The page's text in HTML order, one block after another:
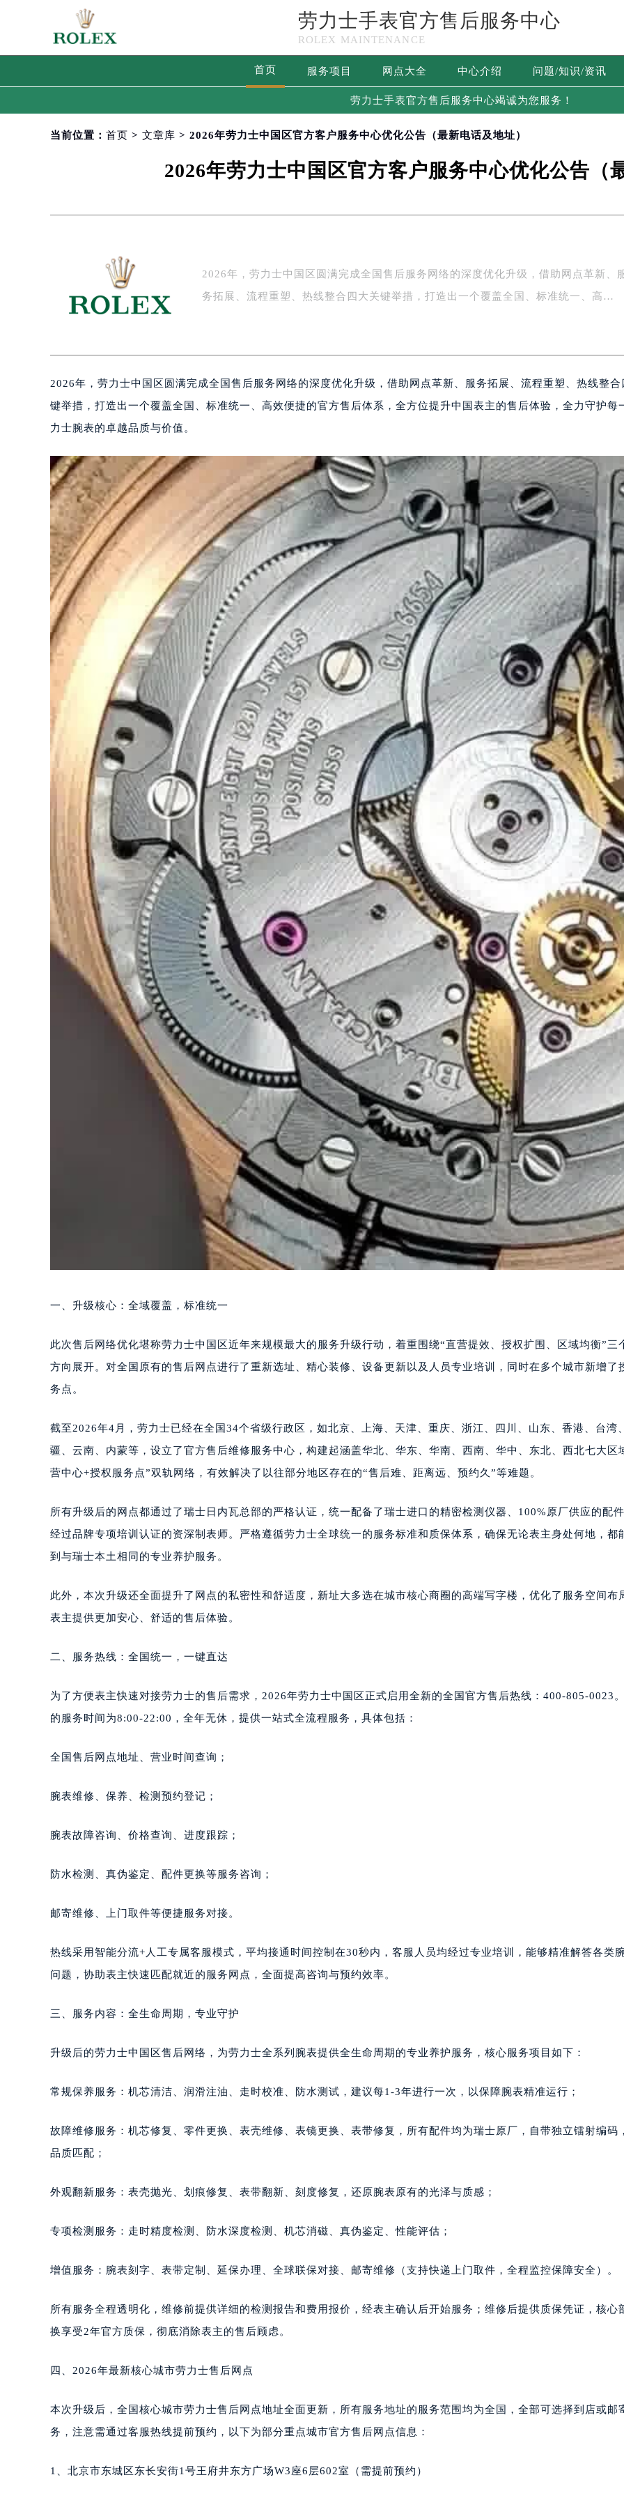
劳力士手表官方售后服务中心
ROLEX MAINTENANCE
首页 服务项目 网点大全 中心介绍 问题/知识/资讯
劳力士手表官方售后服务中心竭诚为您服务！
当前位置： 首页 > 文章库 > 2026年劳力士中国区官方客户服务中心优化公告（最新电话及地址）
2026年劳力士中国区官方客户服务中心优化公告（
2026年，劳力士中国区圆满完成全国售后服务网络的深度优化升级，借助网点革新、
务拓展、流程重塑、热线整合四大关键举措，打造出一个覆盖全国、标准统一、高…
2026年，劳力士中国区圆满完成全国售后服务网络的深度优化升级，借助网点革新、服务拓展、流程重塑、热线整合
键举措，打造出一个覆盖全国、标准统一、高效便捷的官方售后体系，全方位提升中国表主的售后体验，全力守护每
力士腕表的卓越品质与价值。
一、升级核心：全域覆盖，标准统一
此次售后网络优化堪称劳力士中国区近年来规模最大的服务升级行动，着重围绕“直营提效、授权扩围、区域均衡”三
方向展开。对全国原有的售后网点进行了重新选址、精心装修、设备更新以及人员专业培训，同时在多个城市新增了
务点。
截至2026年4月，劳力士已经在全国34个省级行政区，如北京、上海、天津、重庆、浙江、四川、山东、香港、台湾
疆、云南、内蒙等，设立了官方售后维修服务中心，构建起涵盖华北、华东、华南、西南、华中、东北、西北七大区
营中心+授权服务点”双轨网络，有效解决了以往部分地区存在的“售后难、距离远、预约久”等难题。
所有升级后的网点都通过了瑞士日内瓦总部的严格认证，统一配备了瑞士进口的精密检测仪器、100%原厂供应的配
经过品牌专项培训认证的资深制表师。严格遵循劳力士全球统一的服务标准和质保体系，确保无论表主身处何地，都
到与瑞士本土相同的专业养护服务。
此外，本次升级还全面提升了网点的私密性和舒适度，新址大多选在城市核心商圈的高端写字楼，优化了服务空间布
表主提供更加安心、舒适的售后体验。
二、服务热线：全国统一，一键直达
为了方便表主快速对接劳力士的售后需求，2026年劳力士中国区正式启用全新的全国官方售后热线：400-805-0023
的服务时间为8:00-22:00，全年无休，提供一站式全流程服务，具体包括：
全国售后网点地址、营业时间查询；
腕表维修、保养、检测预约登记；
腕表故障咨询、价格查询、进度跟踪；
防水检测、真伪鉴定、配件更换等服务咨询；
邮寄维修、上门取件等便捷服务对接。
热线采用智能分流+人工专属客服模式，平均接通时间控制在30秒内，客服人员均经过专业培训，能够精准解答各类
问题，协助表主快速匹配就近的服务网点，全面提高咨询与预约效率。
三、服务内容：全生命周期，专业守护
升级后的劳力士中国区售后网络，为劳力士全系列腕表提供全生命周期的专业养护服务，核心服务项目如下：
常规保养服务：机芯清洁、润滑注油、走时校准、防水测试，建议每1-3年进行一次，以保障腕表精准运行；
故障维修服务：机芯修复、零件更换、表壳维修、表镜更换、表带修复，所有配件均为瑞士原厂，自带独立镭射编码
品质匹配；
外观翻新服务：表壳抛光、划痕修复、表带翻新、刻度修复，还原腕表原有的光泽与质感；
专项检测服务：走时精度检测、防水深度检测、机芯消磁、真伪鉴定、性能评估；
增值服务：腕表刻字、表带定制、延保办理、全球联保对接、邮寄维修（支持快递上门取件，全程监控保障安全）。
所有服务全程透明化，维修前提供详细的检测报告和费用报价，经表主确认后开始服务；维修后提供质保凭证，核心
换享受2年官方质保，彻底消除表主的售后顾虑。
四、2026年最新核心城市劳力士售后网点
本次升级后，全国核心城市劳力士售后网点地址全面更新，所有服务地址的服务范围均为全国，全部可选择到店或邮
务，注意需通过客服热线提前预约，以下为部分重点城市官方售后网点信息：
1、北京市东城区东长安街1号王府井东方广场W3座6层602室（需提前预约）